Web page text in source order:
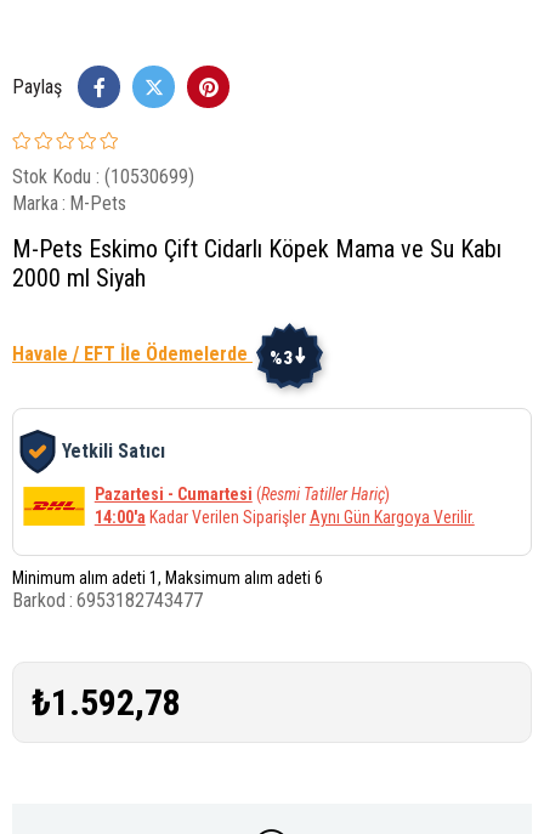
Paylaş
Stok Kodu
(10530699)
Marka: M-Pets
M-Pets Eskimo Çift Cidarlı Köpek Mama ve Su Kabı
2000 ml Siyah
Havale / EFT İle Ödemelerde %3
Yetkili Satıcı
Pazartesi - Cumartesi (Resmi Tatiller Hariç)
14:00'a Kadar Verilen Siparişler Aynı Gün Kargoya Verilir.
Minimum alım adeti 1, Maksimum alım adeti 6
Barkod : 6953182743477
₺1.592,78